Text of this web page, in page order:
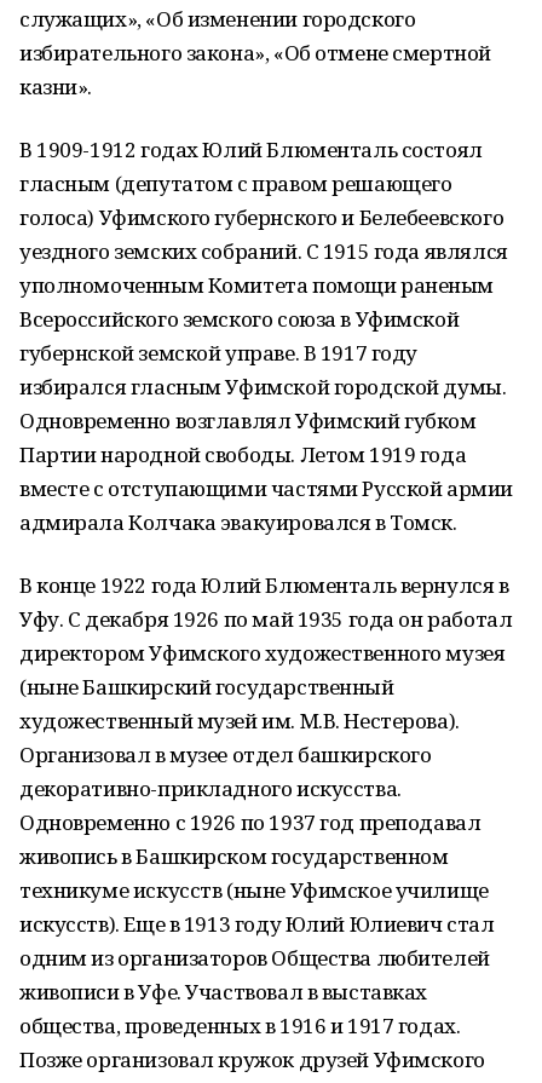
служащих», «Об изменении городского
избирательного закона», «Об отмене смертной
казни».
В 1909-1912 годах Юлий Блюменталь состоял
гласным (депутатом с правом решающего
голоса) Уфимского губернского и Белебеевского
уездного земских собраний. С 1915 года являлся
уполномоченным Комитета помощи раненым
Всероссийского земского союза в Уфимской
губернской земской управе. В 1917 году
избирался гласным Уфимской городской думы.
Одновременно возглавлял Уфимский губком
Партии народной свободы. Летом 1919 года
вместе с отступающими частями Русской армии
адмирала Колчака эвакуировался в Томск.
В конце 1922 года Юлий Блюменталь вернулся в
Уфу. С декабря 1926 по май 1935 года он работал
директором Уфимского художественного музея
(ныне Башкирский государственный
художественный музей им. М.В. Нестерова).
Организовал в музее отдел башкирского
декоративно-прикладного искусства.
Одновременно с 1926 по 1937 год преподавал
живопись в Башкирском государственном
техникуме искусств (ныне Уфимское училище
искусств). Еще в 1913 году Юлий Юлиевич стал
одним из организаторов Общества любителей
живописи в Уфе. Участвовал в выставках
общества, проведенных в 1916 и 1917 годах.
Позже организовал кружок друзей Уфимского